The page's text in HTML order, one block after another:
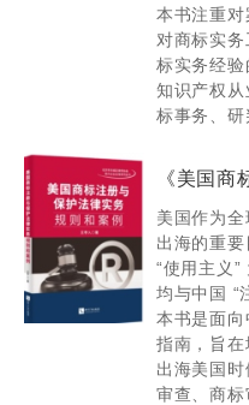
本书注重对
对商标实
标实务经验
知识产权
标事务、研
《美国商
美国作为
出海的重
“使用主义”
均与中国 “
本书是面
指南，旨
出海美国
审查、商